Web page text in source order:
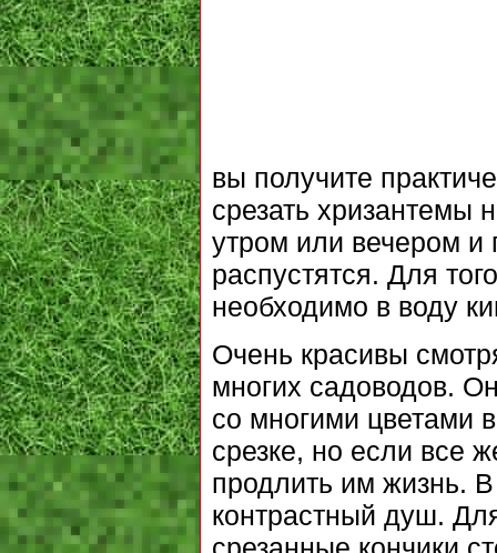
вы получите
срезать хризантемы
утром или вечером и
распустятся. Для
необходимо в воду
Очень красивы
многих садоводов.
со многими цветами
срезке, но если все
продлить им жизнь.
контрастный душ.